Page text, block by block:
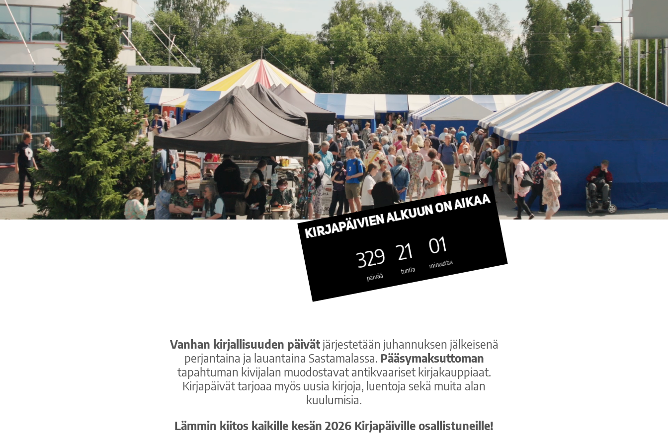
Kirjapäivien alkuun on aikaa
329
päivää
21
tuntia
01
minuuttia
Vanhan kirjallisuuden päivätjärjestetään juhannuksen jälkeisenä
perjantaina ja lauantaina Sastamalassa. Pääsymaksuttoman
tapahtuman kivijalan muodostavat antikvaariset kirjakauppiaat.
Kirjapäivät tarjoaa myös uusia kirjoja, luentoja sekä muita alan
kuulumisia.
Lämmin kiitos kaikille kesän 2026 Kirjapäiville osallistuneille!